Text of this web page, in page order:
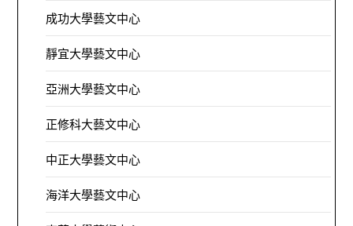
成功大學藝文中心
靜宜大學藝文中心
亞洲大學藝文中心
正修科大藝文中心
中正大學藝文中心
海洋大學藝文中心